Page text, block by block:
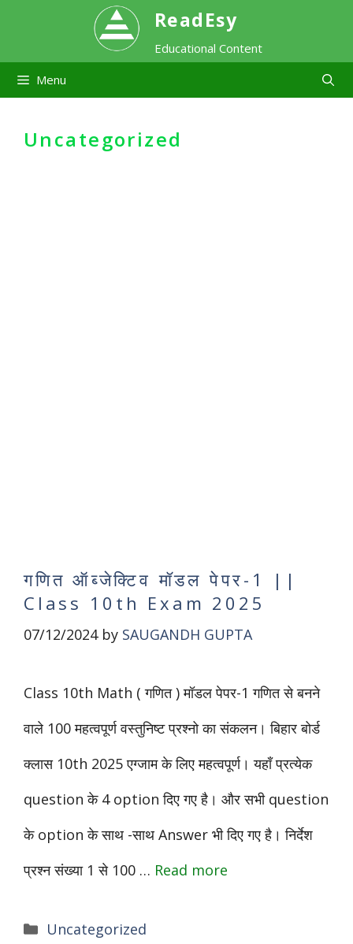
content
ReadEsy
Educational Content
Menu
Uncategorized
गणित ऑब्जेक्टिव मॉडल पेपर-1 ||
Class 10th Exam 2025
07/12/2024 by SAUGANDH GUPTA
Class 10th Math ( गणित ) मॉडल पेपर-1 गणित से बनने
वाले 100 महत्वपूर्ण वस्तुनिष्ट प्रश्नो का संकलन। बिहार बोर्ड
क्लास 10th 2025 एग्जाम के लिए महत्वपूर्ण। यहाँ प्रत्येक
question के 4 option दिए गए है। और सभी question
के option के साथ -साथ Answer भी दिए गए है। निर्देश
प्रश्न संख्या 1 से 100 … Read more
Categories
Uncategorized